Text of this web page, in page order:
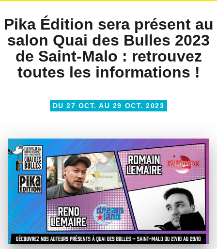
Pika Édition sera présent au
salon Quai des Bulles 2023
de Saint-Malo : retrouvez
toutes les informations !
DU 27 OCT. AU 29 OCT. 2023